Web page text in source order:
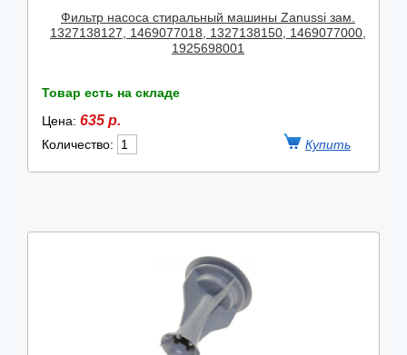
Фильтр насоса стиральный машины Zanussi зам.
1327138127, 1469077018, 1327138150, 1469077000,
1925698001
Товар есть на складе
Цена: 635 р.
Количество: